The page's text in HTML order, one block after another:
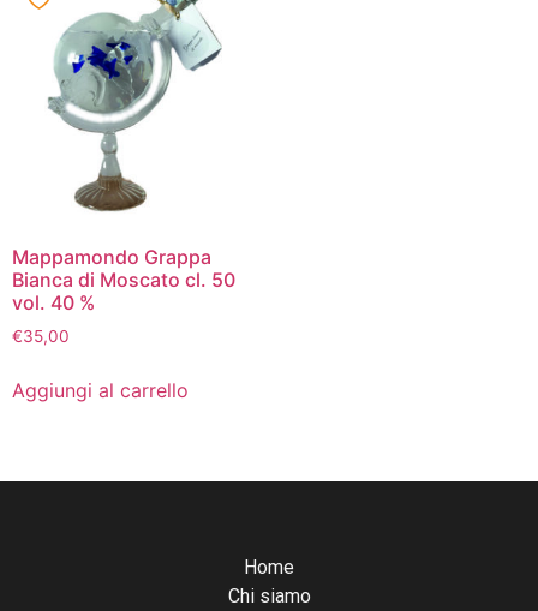
Mappamondo Grappa
Bianca di Moscato cl. 50
vol. 40 %
€35,00
Aggiungi al carrello
Home
Chi siamo